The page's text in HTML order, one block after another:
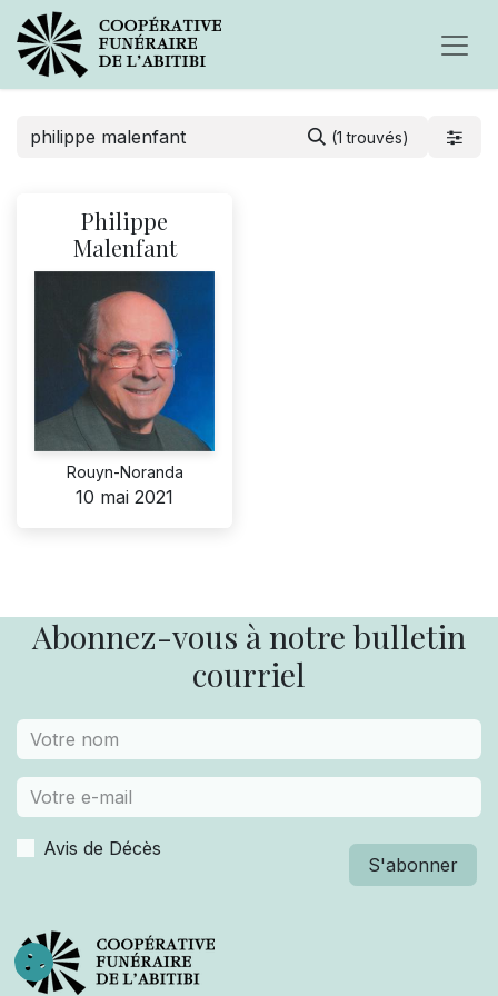
(1 trouvés)
Philippe
Malenfant
Rouyn-Noranda
10 mai 2021
Abonnez-vous à notre bulletin
courriel
Avis de Décès
S'abonner